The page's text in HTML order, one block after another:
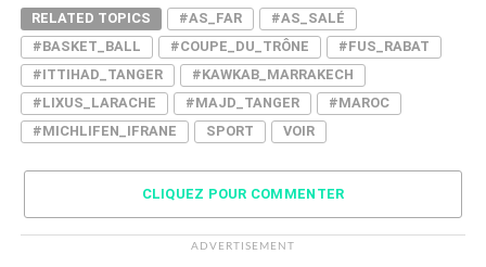
RELATED TOPICS #AS_FAR
#AS_SALÉ
#BASKET_BALL
#COUPE_DU_TRÔNE
#FUS_RABAT
#ITTIHAD_TANGER
#KAWKAB_MARRAKECH
#LIXUS_LARACHE
#MAJD_TANGER
#MAROC
#MICHLIFEN_IFRANE
SPORT VOIR
CLIQUEZ POUR COMMENTER
ADVERTISEMENT